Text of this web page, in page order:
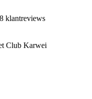
klantreviews
Club Karwei